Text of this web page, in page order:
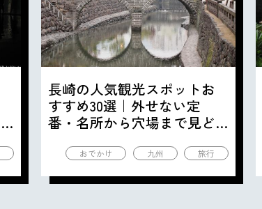
長崎の人気観光スポットお
すすめ30選｜外せない定
番・名所から穴場まで見ど
おでかけ 九州 旅行